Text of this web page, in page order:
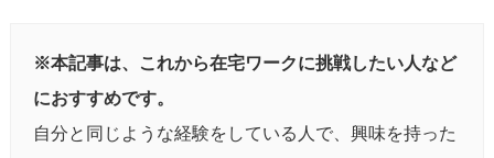
※本記事は、これから在宅ワークに挑戦したい人など
におすすめです。
自分と同じような経験をしている人で、興味を持った